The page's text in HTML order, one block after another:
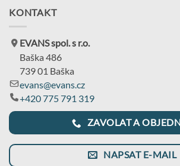
KONTAKT
EVANS spol. s r.o.
Baška 486
739 01 Baška
evans@evans.cz
+420 775 791 319
ZAVOLAT A
NAPSAT E-MAIL